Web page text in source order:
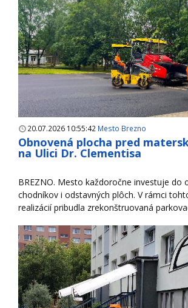
20.07.2026 10:55:42 Mesto Brezno
Obnovená plocha pred
na Ulici Dr. Clementisa
BREZNO. Mesto každoročne investuje do
chodníkov i odstavných plôch. V rámci
realizácií pribudla zrekonštruovaná